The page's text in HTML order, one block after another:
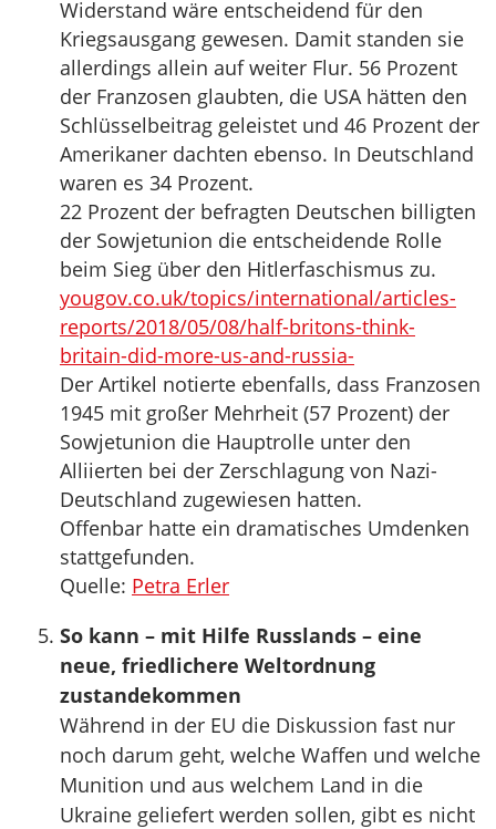
Widerstand wäre entscheidend für den
Kriegsausgang gewesen. Damit standen sie
allerdings allein auf weiter Flur. 56 Prozent
der Franzosen glaubten, die USA hätten den
Schlüsselbeitrag geleistet und 46 Prozent der
Amerikaner dachten ebenso. In Deutschland
waren es 34 Prozent.
22 Prozent der befragten Deutschen billigten
der Sowjetunion die entscheidende Rolle
beim Sieg über den Hitlerfaschismus zu.
yougov.co.uk/topics/international/articles-
reports/2018/05/08/half-britons-think-
britain-did-more-us-and-russia-
Der Artikel notierte ebenfalls, dass Franzosen
1945 mit großer Mehrheit (57 Prozent) der
Sowjetunion die Hauptrolle unter den
Alliierten bei der Zerschlagung von Nazi-
Deutschland zugewiesen hatten.
Offenbar hatte ein dramatisches Umdenken
stattgefunden.
Quelle: Petra Erler
So kann – mit Hilfe Russlands – eine
neue, friedlichere Weltordnung
zustandekommen
Während in der EU die Diskussion fast nur
noch darum geht, welche Waffen und welche
Munition und aus welchem Land in die
Ukraine geliefert werden sollen, gibt es nicht